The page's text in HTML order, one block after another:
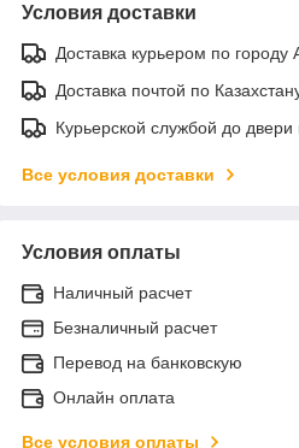
Условия доставки
Доставка курьером по городу
Доставка почтой по
Курьерской службой до двери
Все условия доставки
Условия оплаты
Наличный расчет
Безналичный расчет
Перевод на банковскую
Онлайн оплата
Все условия оплаты